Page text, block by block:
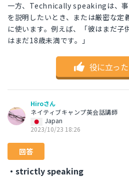
一方、Technically speakingは、事
を説明したいとき、または厳密な定
に使います。例えば、「彼はまだ子
はまだ18歳未満です。」
役に立った
Hiroさん
ネイティブキャンプ英会話講師
Japan
2023/10/23 18:26
回答
・strictly speaking